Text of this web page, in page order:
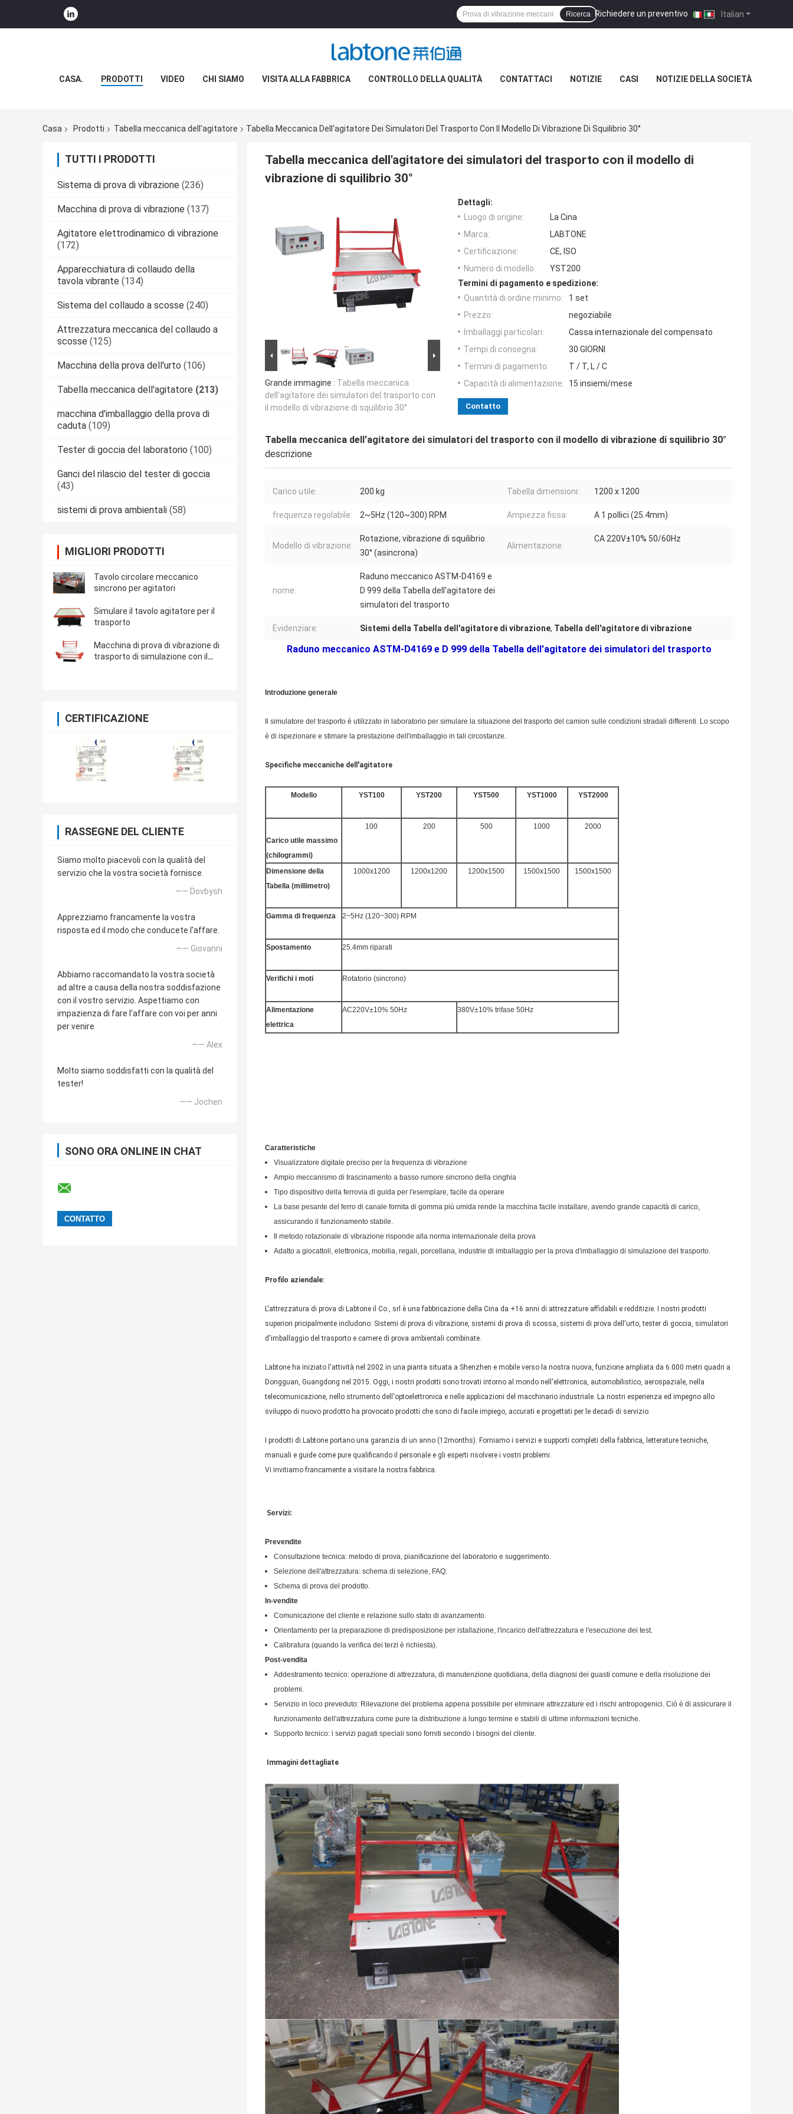
Italian
Richiedere un preventivo |
Ricerca
CASA. PRODOTTI VIDEO CHI SIAMO VISITA ALLA FABBRICA CONTROLLO DELLA QUALITÀ CONTATTACI NOTIZIE CASI NOTIZIE DELLA SOCIETÀ
Casa Prodotti Tabella meccanica dell'agitatore Tabella Meccanica Dell'agitatore Dei Simulatori Del Trasporto Con Il Modello Di Vibrazione Di Squilibrio 30°
TUTTI I PRODOTTI
Sistema di prova di vibrazione (236)
Macchina di prova di vibrazione (137)
Agitatore elettrodinamico di vibrazione
(172)
Apparecchiatura di collaudo della
tavola vibrante (134)
Sistema del collaudo a scosse (240)
Attrezzatura meccanica del collaudo a
scosse (125)
Macchina della prova dell'urto (106)
Tabella meccanica dell'agitatore (213)
macchina d'imballaggio della prova di
caduta (109)
Tester di goccia del laboratorio (100)
Ganci del rilascio del tester di goccia
(43)
sistemi di prova ambientali (58)
MIGLIORI PRODOTTI
Tavolo circolare meccanico
sincrono per agitatori
Simulare il tavolo agitatore per il
trasporto
Macchina di prova di vibrazione di
trasporto di simulazione con il
CERTIFICAZIONE
RASSEGNE DEL CLIENTE
Siamo molto piacevoli con la qualità del
servizio che la vostra società fornisce.
—— Dovbysh
Apprezziamo francamente la vostra
risposta ed il modo che conducete l'affare.
—— Giovanni
Abbiamo raccomandato la vostra società
ad altre a causa della nostra soddisfazione
con il vostro servizio. Aspettiamo con
impazienza di fare l'affare con voi per anni
per venire
—— Alex
Molto siamo soddisfatti con la qualità del
tester!
—— Jochen
SONO ORA ONLINE IN CHAT
Tabella meccanica dell'agitatore dei simulatori del trasporto con il modello di
vibrazione di squilibrio 30°
Grande immagine : Tabella meccanica
dell'agitatore dei simulatori del trasporto con
il modello di vibrazione di squilibrio 30°
Dettagli:
Luogo di origine:
La Cina
Marca:
LABTONE
Certificazione:
CE, ISO
Numero di modello:
YST200
Termini di pagamento e spedizione:
Quantità di ordine minimo:
1 set
Prezzo:
negoziabile
Imballaggi particolari:
Cassa internazionale del compensato
Tempi di consegna:
30 GIORNI
Termini di pagamento:
T / T, L / C
Capacità di alimentazione:
15 insiemi/mese
Contatto
Tabella meccanica dell'agitatore dei simulatori del trasporto con il modello di vibrazione di squilibrio 30°
descrizione
Carico utile: 200 kg Tabella dimensioni: 1200 x 1200
frequenza regolabile: 2~5Hz (120~300) RPM Ampiezza fissa: A 1 pollici (25.4mm)
Modello di vibrazione:
Rotazione, vibrazione di squilibrio
30° (asincrona)
Alimentazione:
CA 220V±10% 50/60Hz
nome:
Raduno meccanico ASTM-D4169 e
D 999 della Tabella dell'agitatore dei
simulatori del trasporto
Evidenziare: Sistemi della Tabella dell'agitatore di vibrazione, Tabella dell'agitatore di vibrazione
Raduno meccanico ASTM-D4169 e D 999 della Tabella dell'agitatore dei simulatori del trasporto
Introduzione generale
Il simulatore del trasporto è utilizzato in laboratorio per simulare la situazione del trasporto del camion sulle condizioni stradali differenti. Lo scopo
è di ispezionare e stimare la prestazione dell'imballaggio in tali circostanze.
Specifiche meccaniche dell'agitatore
Modello YST100 YST200 YST500 YST1000 YST2000
Carico utile massimo
(chilogrammi)
100 200 500 1000 2000
Dimensione della
Tabella (millimetro)
1000x1200 1200x1200 1200x1500 1500x1500 1500x1500
Gamma di frequenza 2~5Hz (120~300) RPM
Spostamento 25.4mm riparati
Verifichi i moti Rotatorio (sincrono)
Alimentazione
elettrica
AC220V±10% 50Hz 380V±10% trifase 50Hz
Caratteristiche
Visualizzatore digitale preciso per la frequenza di vibrazione
Ampio meccanismo di trascinamento a basso rumore sincrono della cinghia
Tipo dispositivo della ferrovia di guida per l'esemplare, facile da operare
La base pesante del ferro di canale fornita di gomma più umida rende la macchina facile installare, avendo grande capacità di carico,
assicurando il funzionamento stabile.
Il metodo rotazionale di vibrazione risponde alla norma internazionale della prova
Adatto a giocattoli, elettronica, mobilia, regali, porcellana, industrie di imballaggio per la prova d'imballaggio di simulazione del trasporto.
Profilo aziendale:
L'attrezzatura di prova di Labtone il Co., srl è una fabbricazione della Cina da +16 anni di attrezzature affidabili e redditizie. I nostri prodotti
superiori pricipalmente includono: Sistemi di prova di vibrazione, sistemi di prova di scossa, sistemi di prova dell'urto, tester di goccia, simulatori
d'imballaggio del trasporto e camere di prova ambientali combinate.
Labtone ha iniziato l'attività nel 2002 in una pianta situata a Shenzhen e mobile verso la nostra nuova, funzione ampliata da 6.000 metri quadri a
Dongguan, Guangdong nel 2015. Oggi, i nostri prodotti sono trovati intorno al mondo nell'elettronica, automobilistico, aerospaziale, nella
telecomunicazione, nello strumento dell'optoelettronica e nelle applicazioni del macchinario industriale. La nostri esperienza ed impegno allo
sviluppo di nuovo prodotto ha provocato prodotti che sono di facile impiego, accurati e progettati per le decadi di servizio.
I prodotti di Labtone portano una garanzia di un anno (12months). Forniamo i servizi e supporti completi della fabbrica, letterature tecniche,
manuali e guide come pure qualificando il personale e gli esperti risolvere i vostri problemi.
Vi invitiamo francamente a visitare la nostra fabbrica.
Servizi:
Prevendite
Consultazione tecnica: metodo di prova, pianificazione del laboratorio e suggerimento.
Selezione dell'attrezzatura: schema di selezione, FAQ.
Schema di prova del prodotto.
In-vendite
Comunicazione del cliente e relazione sullo stato di avanzamento.
Orientamento per la preparazione di predisposizione per istallazione, l'incarico dell'attrezzatura e l'esecuzione dei test.
Calibratura (quando la verifica dei terzi è richiesta).
Post-vendita
Addestramento tecnico: operazione di attrezzatura, di manutenzione quotidiana, della diagnosi dei guasti comune e della risoluzione dei
problemi.
Servizio in loco preveduto: Rilevazione del problema appena possibile per eliminare attrezzature ed i rischi antropogenici. Ciò è di assicurare il
funzionamento dell'attrezzatura come pure la distribuzione a lungo termine e stabili di ultime informazioni tecniche.
Supporto tecnico: i servizi pagati speciali sono forniti secondo i bisogni del cliente.
Immagini dettagliate